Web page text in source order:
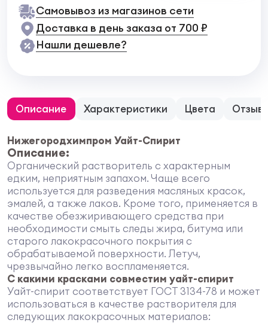
Самовывоз из магазинов сети
Доставка в день заказа от 700 ₽
Нашли дешевле?
Описание Характеристики Цвета
Нижегородхимпром Уайт-Спирит
Описание:
Органический растворитель с характерным
едким, неприятным запахом. Чаще всего
используется для разведения масляных красок,
эмалей, а также лаков. Кроме того, применяется в
качестве обезжиривающего средства при
необходимости смыть следы жира, битума или
старого лакокрасочного покрытия с
обрабатываемой поверхности. Летуч,
чрезвычайно легко воспламеняется.
С какими красками совместим уайт-спирит
Уайт-спирит соответствует ГОСТ 3134-78 и может
использоваться в качестве растворителя для
следующих лакокрасочных материалов: